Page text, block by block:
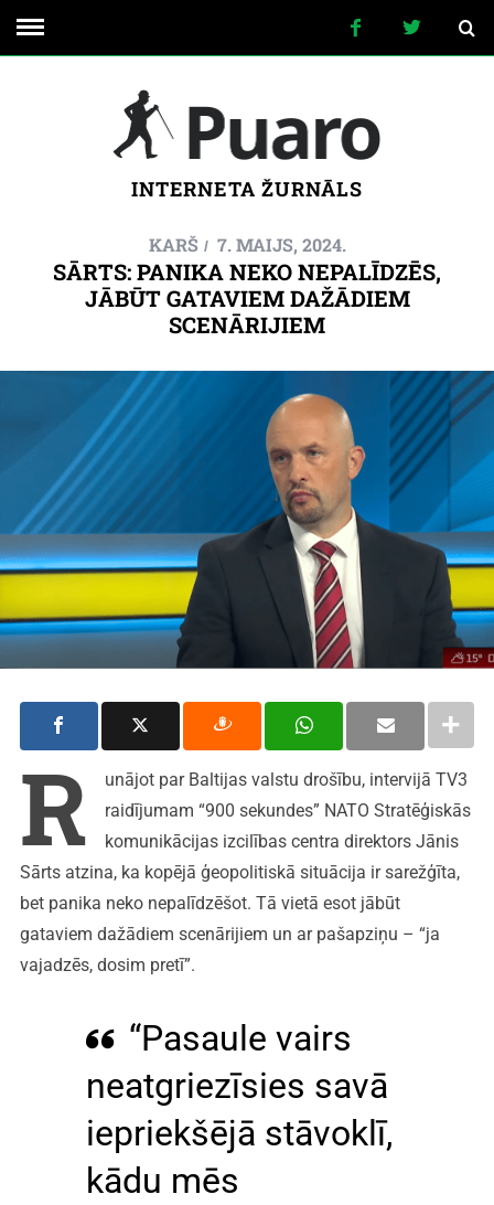
INTERNETA ŽURNĀLS
KARŠ 7. MAIJS, 2024.
SĀRTS: PANIKA NEKO NEPALĪDZĒS,
JĀBŪT GATAVIEM DAŽĀDIEM
SCENĀRIJIEM
R
unājot par Baltijas valstu drošību, intervijā TV3
raidījumam “900 sekundes” NATO Stratēģiskās
komunikācijas izcilības centra direktors Jānis
Sārts atzina, ka kopējā ģeopolitiskā situācija ir sarežģīta,
bet panika neko nepalīdzēšot. Tā vietā esot jābūt
gataviem dažādiem scenārijiem un ar pašapziņu – “ja
vajadzēs, dosim pretī”.
“Pasaule vairs
neatgriezīsies savā
iepriekšējā stāvoklī,
kādu mēs